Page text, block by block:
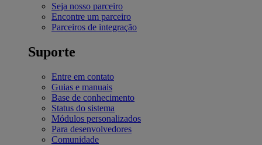
Seja nosso parceiro
Encontre um parceiro
Parceiros de integração
Suporte
Entre em contato
Guias e manuais
Base de conhecimento
Status do sistema
Módulos personalizados
Para desenvolvedores
Comunidade